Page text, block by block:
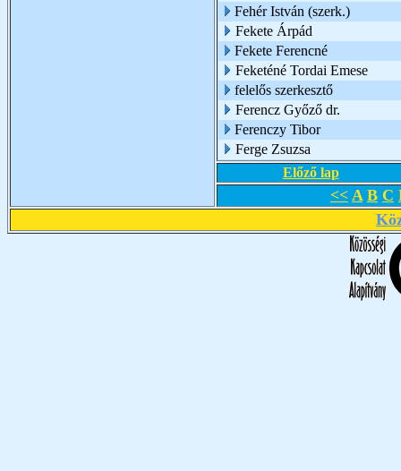
Fehér István (szerk.)
Fekete Árpád
Fekete Ferencné
Feketéné Tordai Emese
felelős szerkesztő
Ferencz Győző dr.
Ferenczy Tibor
Ferge Zsuzsa
Előző lap
<< A B C